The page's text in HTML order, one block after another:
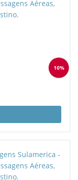
10%